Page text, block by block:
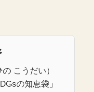
こうだい）
の知恵袋」